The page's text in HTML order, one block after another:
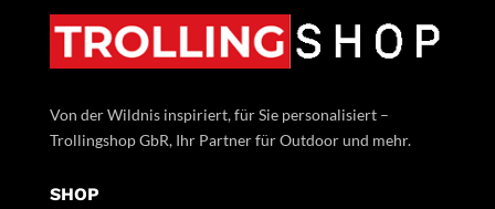
Von der Wildnis inspiriert, für Sie personalisiert –
Trollingshop GbR, Ihr Partner für Outdoor und mehr.
SHOP